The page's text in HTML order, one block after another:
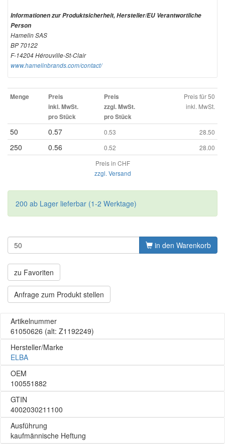
Informationen zur Produktsicherheit, Hersteller/EU Verantwortliche
Person
Hamelin SAS
BP 70122
F-14204 Hérouville-St-Clair
www.hamelinbrands.com/contact/
Menge
Preis
inkl. MwSt.
pro Stück
Preis
zzgl. MwSt.
pro Stück
Preis für 50
inkl. MwSt.
50 0.57 0.53 28.50
250 0.56 0.52
28.00
Preis in CHF
zzgl. Versand
200 ab Lager lieferbar (1-2 Werktage)
in den Warenkorb
zu Favoriten
Anfrage zum Produkt stellen
Artikelnummer
61050626 (alt: Z1192249)
Hersteller/Marke
ELBA
OEM
100551882
GTIN
4002030211100
Ausführung
kaufmännische Heftung